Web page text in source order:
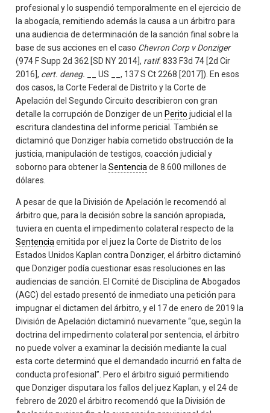
profesional y lo suspendió temporalmente en el ejercicio de
la abogacía, remitiendo además la causa a un árbitro para
una audiencia de determinación de la sanción final sobre la
base de sus acciones en el caso Chevron Corp v Donziger
(974 F Supp 2d 362 [SD NY 2014], ratif. 833 F3d 74 [2d Cir
2016], cert. deneg. __ US __, 137 S Ct 2268 [2017]). En esos
dos casos, la Corte Federal de Distrito y la Corte de
Apelación del Segundo Circuito describieron con gran
detalle la corrupción de Donziger de unPerito judicial el la
escritura clandestina del informe pericial. También se
dictaminó que Donziger había cometido obstrucción de la
justicia, manipulación de testigos, coacción judicial y
soborno para obtener laSentencia de 8.600 millones de
dólares.
A pesar de que la División de Apelación le recomendó al
árbitro que, para la decisión sobre la sanción apropiada,
tuviera en cuenta el impedimento colateral respecto de la
Sentencia emitida por el juez la Corte de Distrito de los
Estados Unidos Kaplan contra Donziger, el árbitro dictaminó
que Donziger podía cuestionar esas resoluciones en las
audiencias de sanción. El Comité de Disciplina de Abogados
(AGC) del estado presentó de inmediato una petición para
impugnar el dictamen del árbitro, y el 17 de enero de 2019 la
División de Apelación dictaminó nuevamente “que, según la
doctrina del impedimento colateral por sentencia, el árbitro
no puede volver a examinar la decisión mediante la cual
esta corte determinó que el demandado incurrió en falta de
conducta profesional”. Pero el árbitro siguió permitiendo
que Donziger disputara los fallos del juez Kaplan, y el 24 de
febrero de 2020 el árbitro recomendó que la División de